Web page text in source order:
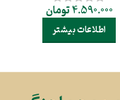
4.590.000تومان
اطلاعات بیشتر